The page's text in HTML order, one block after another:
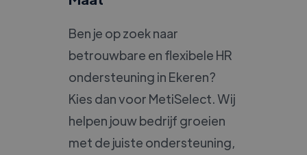
Ben je op zoek naar
betrouwbare en flexibele HR
ondersteuning in Ekeren?
Kies dan voor MetiSelect. Wij
helpen jouw bedrijf groeien
met de juiste ondersteuning,